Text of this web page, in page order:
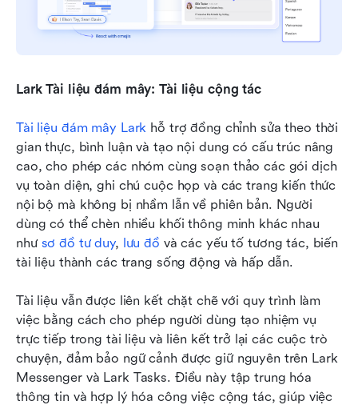
Lark Tài liệu đám mây: Tài liệu cộng tác
Tài liệu đám mây Lark hỗ trợ đồng chỉnh sửa theo thời
gian thực, bình luận và tạo nội dung có cấu trúc nâng
cao, cho phép các nhóm cùng soạn thảo các gói dịch
vụ toàn diện, ghi chú cuộc họp và các trang kiến thức
nội bộ mà không bị nhầm lẫn về phiên bản. Người
dùng có thể chèn nhiều khối thông minh khác nhau
như sơ đồ tư duy, lưu đồ và các yếu tố tương tác, biến
tài liệu thành các trang sống động và hấp dẫn.
Tài liệu vẫn được liên kết chặt chẽ với quy trình làm
việc bằng cách cho phép người dùng tạo nhiệm vụ
trực tiếp trong tài liệu và liên kết trở lại các cuộc trò
chuyện, đảm bảo ngữ cảnh được giữ nguyên trên Lark
Messenger và Lark Tasks. Điều này tập trung hóa
thông tin và hợp lý hóa công việc cộng tác, giúp việc